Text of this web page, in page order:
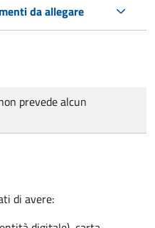
da allegare
prevede alcun
di avere: